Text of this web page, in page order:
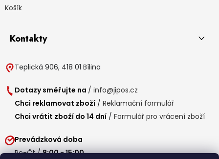
Košík
Kontakty
Teplická 906, 418 01 Bílina
Dotazy směřujte na / info@jipos.cz
Chci reklamovat zboží / Reklamační formulář
Chci vrátit zboží do 14 dní / Formulář pro vrácení zboží
Prevádzková doba
Po-Čt /8:00 - 15:00